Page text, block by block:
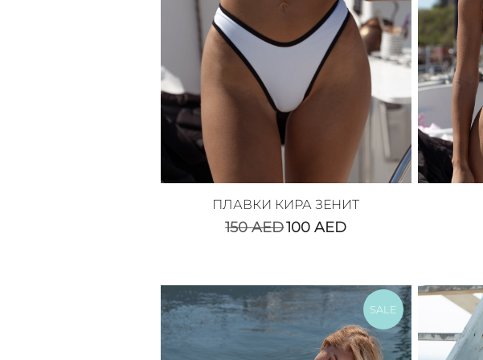
ПЛАВКИ КИРА ЗЕНИТ
150AED100AED
SALE